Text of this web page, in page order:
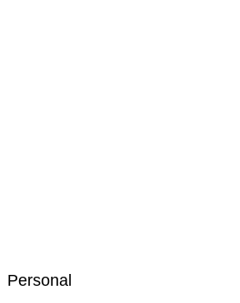
Personal